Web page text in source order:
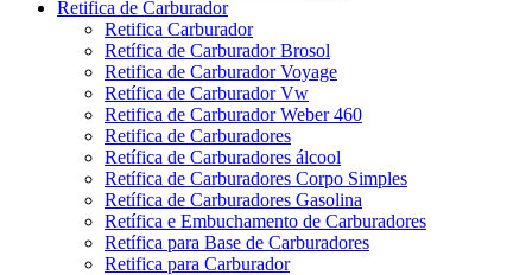
Retifica de Carburador
Retifica Carburador
Retífica de Carburador Brosol
Retifica de Carburador Voyage
Retífica de Carburador Vw
Retifica de Carburador Weber 460
Retifica de Carburadores
Retífica de Carburadores álcool
Retífica de Carburadores Corpo Simples
Retífica de Carburadores Gasolina
Retífica e Embuchamento de Carburadores
Retífica para Base de Carburadores
Retifica para Carburador